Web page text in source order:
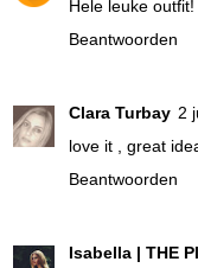
Hele leuke outfit!
Beantwoorden
Clara Turbay 2
love it , great
Beantwoorden
Isabella | THE